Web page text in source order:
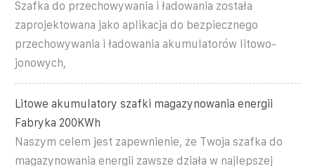
Szafka do przechowywania i ładowania została
zaprojektowana jako aplikacja do bezpiecznego
przechowywania i ładowania akumulatorów litowo-
jonowych,
Litowe akumulatory szafki magazynowania energii
Fabryka 200KWh
Naszym celem jest zapewnienie, że Twoja szafka do
magazynowania energii zawsze działa w najlepszej